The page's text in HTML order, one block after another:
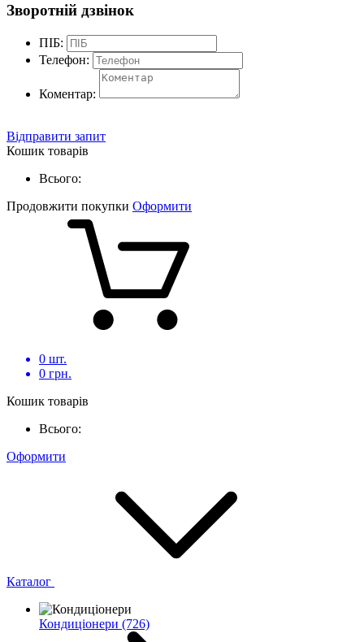
Зворотній дзвінок
ПІБ:
Телефон:
Коментар:
Відправити запит
Кошик товарів
Всього:
Продовжити покупки Оформити
0 шт.
0 грн.
Кошик товарів
Всього:
Оформити
Каталог
Кондиціонери (726)